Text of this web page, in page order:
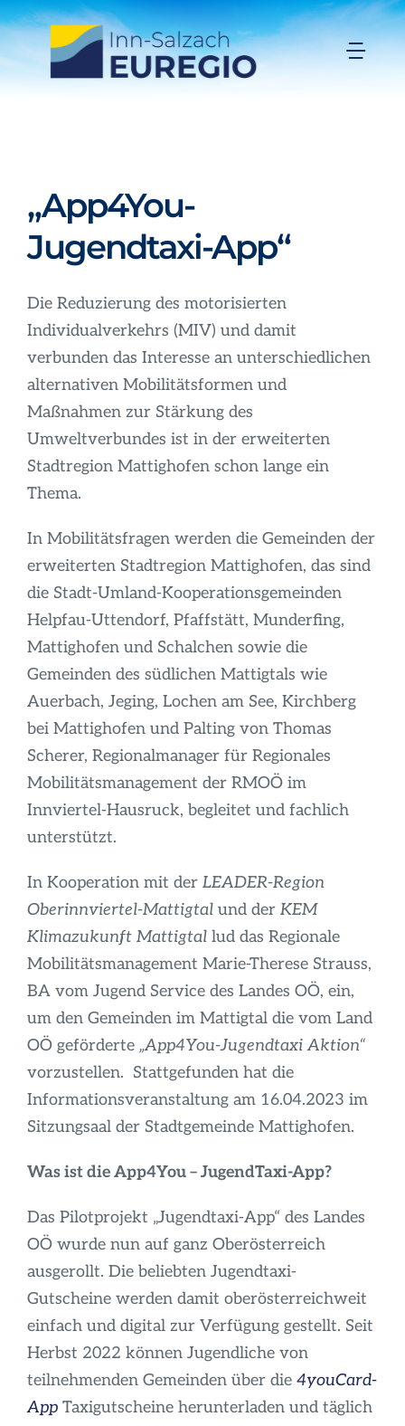
Zum
Inhalt
springen
Projekte
Förderungen
Organisation
Infos
„App4You-
Jugendtaxi-App“
Die Reduzierung des motorisierten
Individualverkehrs (MIV) und damit
verbunden das Interesse an unterschiedlichen
alternativen Mobilitätsformen und
Maßnahmen zur Stärkung des
Umweltverbundes ist in der erweiterten
Stadtregion Mattighofen schon lange ein
Thema.
In Mobilitätsfragen werden die Gemeinden der
erweiterten Stadtregion Mattighofen, das sind
die Stadt-Umland-Kooperationsgemeinden
Helpfau-Uttendorf, Pfaffstätt, Munderfing,
Mattighofen und Schalchen sowie die
Gemeinden des südlichen Mattigtals wie
Auerbach, Jeging, Lochen am See, Kirchberg
bei Mattighofen und Palting von Thomas
Scherer, Regionalmanager für Regionales
Mobilitätsmanagement der RMOÖ im
Innviertel-Hausruck, begleitet und fachlich
unterstützt.
In Kooperation mit der LEADER-Region
Oberinnviertel-Mattigtalund der KEM
Klimazukunft Mattigtallud das Regionale
Mobilitätsmanagement Marie-Therese Strauss,
BA vom Jugend Service des Landes OÖ, ein,
um den Gemeinden im Mattigtal die vom Land
OÖ geförderte „App4You-Jugendtaxi Aktion“
vorzustellen. Stattgefunden hat die
Informationsveranstaltung am 16.04.2023 im
Sitzungsaal der Stadtgemeinde Mattighofen.
Was ist die App4You – JugendTaxi-App?
Das Pilotprojekt „Jugendtaxi-App“ des Landes
OÖ wurde nun auf ganz Oberösterreich
ausgerollt. Die beliebten Jugendtaxi-
Gutscheine werden damit oberösterreichweit
einfach und digital zur Verfügung gestellt. Seit
Herbst 2022 können Jugendliche von
teilnehmenden Gemeinden über die 4youCard-
AppTaxigutscheine herunterladen und täglich